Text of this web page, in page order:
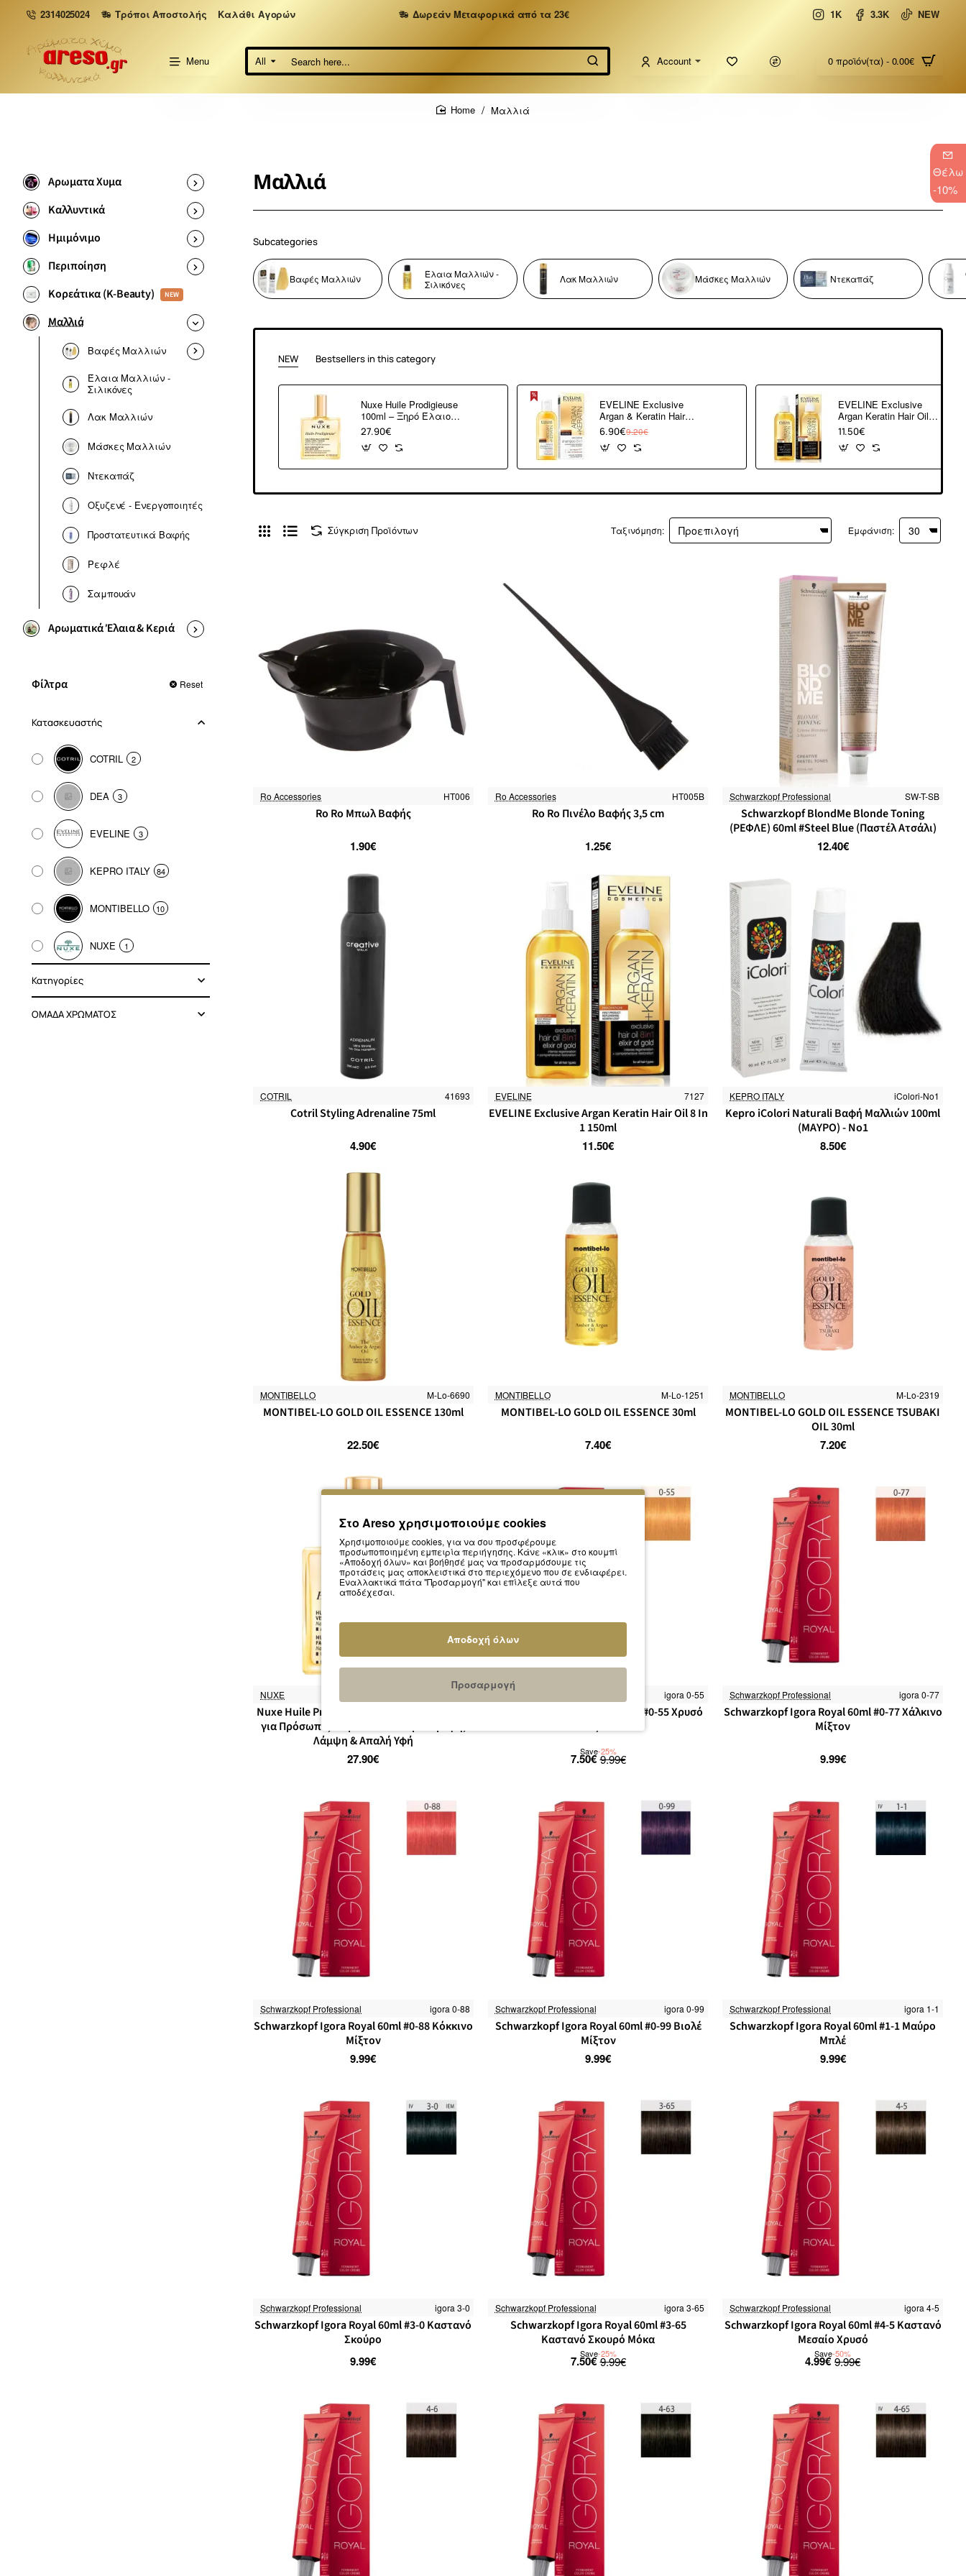
Θέλω
-10%
2314025024 Τρόποι Αποστολής Καλάθι Αγορών Δωρεάν Μεταφορικά από τα 23€ 1K 3.3K NEW
Menu All
Search
here...
Account 0 προϊόν(τα) - 0.00€
Μαλλιά
Αρωματα Χυμα
Καλλυντικά
Ημιμόνιμο
Περιποίηση
Κορεάτικα (K-Beauty)
NEW
Μαλλιά
Βαφές Μαλλιών
Έλαια Μαλλιών -
Σιλικόνες
Λακ Μαλλιών
Μάσκες Μαλλιών
Ντεκαπάζ
Οξυζενέ - Ενεργοποιητές
Προστατευτικά Βαφής
Ρεφλέ
Σαμπουάν
Αρωματικά Έλαια & Κεριά
Φίλτρα Reset
Κατασκευαστής
COTRIL 2
DEA 3
EVELINE 3
KEPRO ITALY 84
MONTIBELLO 10
NUXE 1
Schwarzkopf
80
Κατηγορίες
ΟΜΑΔΑ ΧΡΩΜΑΤΟΣ
Μαλλιά
Subcategories
Βαφές Μαλλιών
Έλαια Μαλλιών -
Σιλικόνες
Λακ Μαλλιών Μάσκες Μαλλιών Ντεκαπάζ
NEW Bestsellers in this category
Nuxe Huile Prodigieuse
100ml – Ξηρό Έλαιο
για Πρόσωπο, Σώμα
& Μαλλιά για
Θρέψη, Λάμψη &
27.90€
EVELINE Exclusive
Argan & Keratin Hair
Shampoo 8in1 150ml
6.90€9.20€
EVELINE Exclusive
Argan Keratin Hair Oil 8
In 1 150ml
11.50€
Σύγκριση Προϊόντων Ταξινόμηση: Εμφάνιση:
Ro Accessories HT006
Ro Ro Μπωλ Βαφής
1.90€
Ro Accessories HT005B
Ro Ro Πινέλο Βαφής 3,5 cm
1.25€
Schwarzkopf Professional SW-T-SB
Schwarzkopf BlondMe Blonde Toning
(ΡΕΦΛΕ) 60ml #Steel Blue (Παστέλ Ατσάλι)
12.40€
Εξαντλήθηκε
COTRIL 41693
Cotril Styling Adrenaline 75ml
4.90€
EVELINE 7127
EVELINE Exclusive Argan Keratin Hair Oil 8 In
1 150ml
11.50€
KEPRO ITALY iColori-No1
Kepro iColori Naturali Βαφή Μαλλιών 100ml
(ΜΑΥΡΟ) - No1
8.50€
MONTIBELLO M-Lo-6690
MONTIBEL-LO GOLD OIL ESSENCE 130ml
22.50€
MONTIBELLO M-Lo-1251
MONTIBEL-LO GOLD OIL ESSENCE 30ml
7.40€
MONTIBELLO M-Lo-2319
MONTIBEL-LO GOLD OIL ESSENCE TSUBAKI
OIL 30ml
7.20€
NUXE 9754
Nuxe Huile Prodigieuse 100ml – Ξηρό Έλαιο
για Πρόσωπο, Σώμα & Μαλλιά για Θρέψη,
Λάμψη & Απαλή Υφή
27.90€
-25%
Schwarzkopf Professional igora 0-55
Schwarzkopf Igora Royal 60ml #0-55 Χρυσό
Save-25%
7.50€ 9.99€
Schwarzkopf Professional igora 0-77
Schwarzkopf Igora Royal 60ml #0-77 Χάλκινο
Μίξτον
9.99€
Schwarzkopf Professional igora 0-88
Schwarzkopf Igora Royal 60ml #0-88 Κόκκινο
Μίξτον
9.99€
Schwarzkopf Professional igora 0-99
Schwarzkopf Igora Royal 60ml #0-99 Βιολέ
Μίξτον
9.99€
Schwarzkopf Professional igora 1-1
Schwarzkopf Igora Royal 60ml #1-1 Μαύρο
Μπλέ
9.99€
Schwarzkopf Professional igora 3-0
Schwarzkopf Igora Royal 60ml #3-0 Καστανό
Σκούρο
9.99€
-25%
Schwarzkopf Professional igora 3-65
Schwarzkopf Igora Royal 60ml #3-65
Καστανό Σκουρό Μόκα
Save-25%
7.50€ 9.99€
-50%
Schwarzkopf Professional igora 4-5
Schwarzkopf Igora Royal 60ml #4-5 Καστανό
Μεσαίο Χρυσό
Save-50%
4.99€ 9.99€
Στο Areso χρησιμοποιούμε cookies
Χρησιμοποιούμε cookies, για να σου προσφέρουμε
προσωποποιημένη εμπειρία περιήγησης. Κάνε «κλικ» στο κουμπί
«Αποδοχή όλων» και βοήθησέ μας να προσαρμόσουμε τις
προτάσεις μας αποκλειστικά στο περιεχόμενο που σε ενδιαφέρει.
Εναλλακτικά πάτα "Προσαρμογή" και επίλεξε αυτά που
αποδέχεσαι.
Αποδοχή όλων
Προσαρμογή